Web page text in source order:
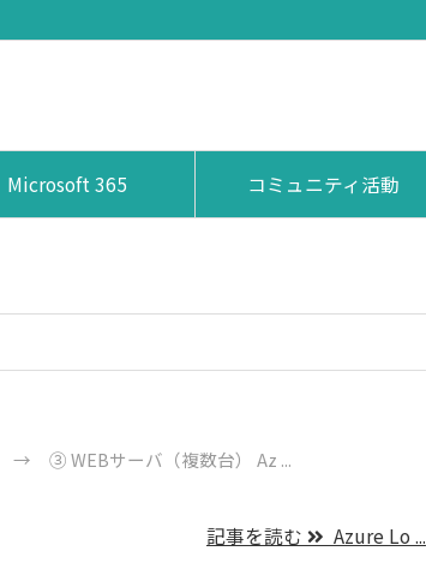
Microsoft 365 コミュニティ活動
③ WEBサーバ（複数台） Az ...
記事を読む Azure Lo ...